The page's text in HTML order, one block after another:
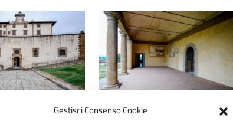
Gestisci Consenso Cookie